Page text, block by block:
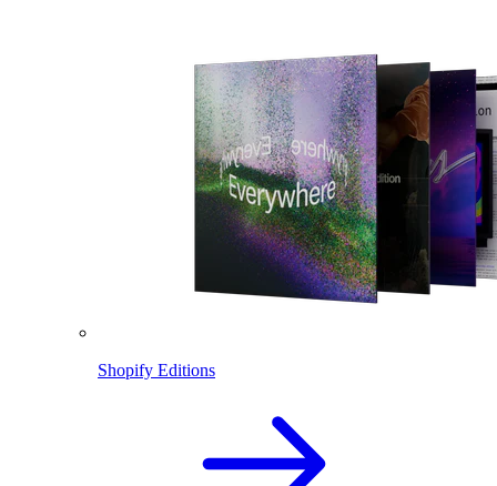
Shopify Editions